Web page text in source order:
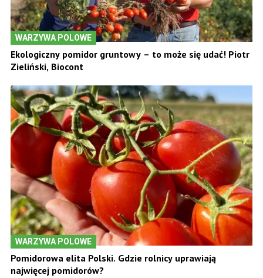
WARZYWA POLOWE
Ekologiczny pomidor gruntowy – to może się udać! Piotr
Zieliński, Biocont
WARZYWA POLOWE
Pomidorowa elita Polski. Gdzie rolnicy uprawiają
najwięcej pomidorów?